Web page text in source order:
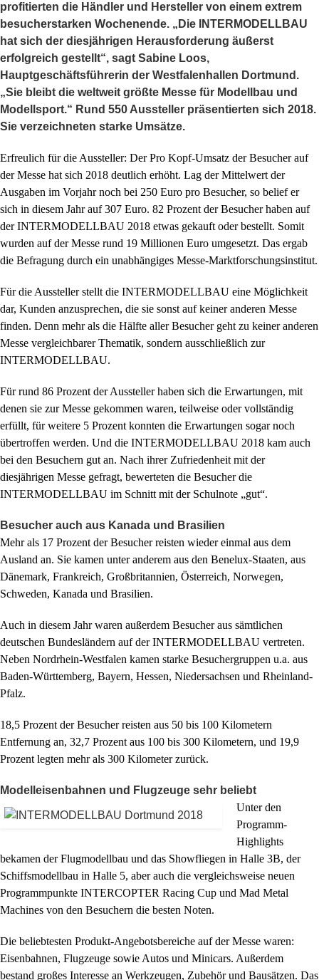
profitierten die Händler und Hersteller von einem extrem
besucherstarken Wochenende. „Die INTERMODELLBAU
hat sich der diesjährigen Herausforderung äußerst
erfolgreich gestellt“, sagt Sabine Loos,
Hauptgeschäftsführerin der Westfalenhallen Dortmund.
„Sie bleibt die weltweit größte Messe für Modellbau und
Modellsport.“ Rund 550 Aussteller präsentierten sich 2018.
Sie verzeichneten starke Umsätze.
Erfreulich für die Aussteller: Der Pro Kopf-Umsatz der Besucher auf
der Messe hat sich 2018 deutlich erhöht. Lag der Mittelwert der
Ausgaben im Vorjahr noch bei 250 Euro pro Besucher, so belief er
sich in diesem Jahr auf 307 Euro. 82 Prozent der Besucher haben auf
der INTERMODELLBAU 2018 etwas gekauft oder bestellt. Somit
wurden auf der Messe rund 19 Millionen Euro umgesetzt. Das ergab
die Befragung durch ein unabhängiges Messe-Marktforschungsinstitut.
Für die Aussteller stellt die INTERMODELLBAU eine Möglichkeit
dar, Kunden anzusprechen, die sie sonst auf keiner anderen Messe
finden. Denn mehr als die Hälfte aller Besucher geht zu keiner anderen
Messe vergleichbarer Thematik, sondern ausschließlich zur
INTERMODELLBAU.
Für rund 86 Prozent der Aussteller haben sich die Erwartungen, mit
denen sie zur Messe gekommen waren, teilweise oder vollständig
erfüllt, für weitere 5 Prozent konnten die Erwartungen sogar noch
übertroffen werden. Und die INTERMODELLBAU 2018 kam auch
bei den Besuchern gut an. Nach ihrer Zufriedenheit mit der
diesjährigen Messe gefragt, bewerteten die Besucher die
INTERMODELLBAU im Schnitt mit der Schulnote „gut“.
Besucher auch aus Kanada und Brasilien
Mehr als 17 Prozent der Besucher reisten wieder einmal aus dem
Ausland an. Sie kamen unter anderem aus den Benelux-Staaten, aus
Dänemark, Frankreich, Großbritannien, Österreich, Norwegen,
Schweden, Kanada und Brasilien.
Auch in diesem Jahr waren außerdem Besucher aus sämtlichen
deutschen Bundesländern auf der INTERMODELLBAU vertreten.
Neben Nordrhein-Westfalen kamen starke Besuchergruppen u.a. aus
Baden-Württemberg, Bayern, Hessen, Niedersachsen und Rheinland-
Pfalz.
18,5 Prozent der Besucher reisten aus 50 bis 100 Kilometern
Entfernung an, 32,7 Prozent aus 100 bis 300 Kilometern, und 19,9
Prozent legten mehr als 300 Kilometer zurück.
Modelleisenbahnen und Flugzeuge sehr beliebt
Unter den
Programm-
Highlights
bekamen der Flugmodellbau und das Showfliegen in Halle 3B, der
Schiffsmodellbau in Halle 5, aber auch die vergleichsweise neuen
Programmpunkte INTERCOPTER Racing Cup und Mad Metal
Machines von den Besuchern die besten Noten.
Die beliebtesten Produkt-Angebotsbereiche auf der Messe waren:
Eisenbahnen, Flugzeuge sowie Autos und Minicars. Außerdem
bestand großes Interesse an Werkzeugen, Zubehör und Bausätzen. Das